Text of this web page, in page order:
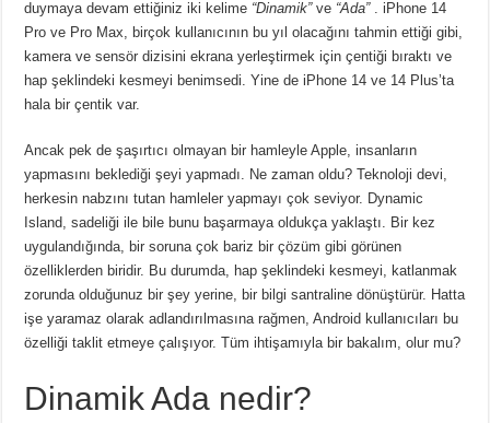
duymaya devam ettiğiniz iki kelime “Dinamik”ve “Ada”.iPhone 14
Pro ve Pro Max, birçok kullanıcının bu yıl olacağını tahmin ettiği gibi,
kamera ve sensör dizisini ekrana yerleştirmek için çentiği bıraktı ve
hap şeklindeki kesmeyi benimsedi.Yine de iPhone 14 ve 14 Plus’ta
hala bir çentik var.
Ancak pek de şaşırtıcı olmayan bir hamleyle Apple, insanların
yapmasını beklediği şeyi yapmadı. Ne zaman oldu?Teknoloji devi,
herkesin nabzını tutan hamleler yapmayı çok seviyor. Dynamic
Island, sadeliği ile bile bunu başarmaya oldukça yaklaştı. Bir kez
uygulandığında, bir soruna çok bariz bir çözüm gibi görünen
özelliklerden biridir. Bu durumda, hap şeklindeki kesmeyi, katlanmak
zorunda olduğunuz bir şey yerine, bir bilgi santraline dönüştürür. Hatta
işe yaramaz olarak adlandırılmasına rağmen, Android kullanıcıları bu
özelliği taklit etmeye çalışıyor.Tüm ihtişamıyla bir bakalım, olur mu?
Dinamik Ada nedir?